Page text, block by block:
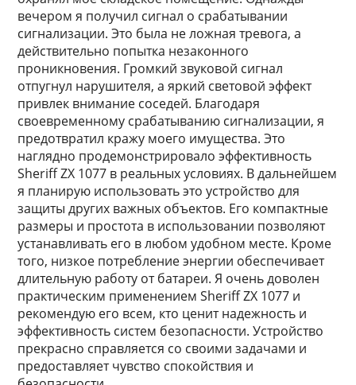
вечером я получил сигнал о срабатывании
сигнализации. Это была не ложная тревога, а
действительно попытка незаконного
проникновения. Громкий звуковой сигнал
отпугнул нарушителя, а яркий световой эффект
привлек внимание соседей. Благодаря
своевременному срабатыванию сигнализации, я
предотвратил кражу моего имущества. Это
наглядно продемонстрировало эффективность
Sheriff ZX 1077 в реальных условиях. В дальнейшем
я планирую использовать это устройство для
защиты других важных объектов. Его компактные
размеры и простота в использовании позволяют
устанавливать его в любом удобном месте. Кроме
того, низкое потребление энергии обеспечивает
длительную работу от батареи. Я очень доволен
практическим применением Sheriff ZX 1077 и
рекомендую его всем, кто ценит надежность и
эффективность систем безопасности. Устройство
прекрасно справляется со своими задачами и
предоставляет чувство спокойствия и